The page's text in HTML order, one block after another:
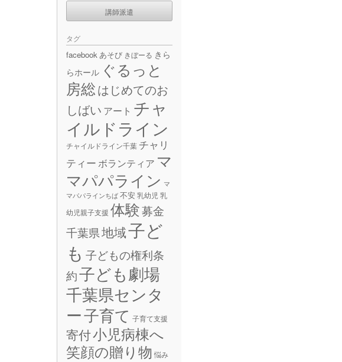
講師派遣
タグ
facebookあそび きぼーる きら
らホール ぐるっと
房総はじめてのお
しばい アート チャ
イルドライン
チャイルドライン千葉 チャリ
ティーボランティア マ
マパパライン マ
マパパラインちば 不安乳幼児 乳
幼児親子支援 体験募金
千葉県地域子ど
も 子どもの権利条
約子ども劇場
千葉県センタ
ー子育て 子育て支援
寄付小児病棟へ
笑顔の贈り物 悩み